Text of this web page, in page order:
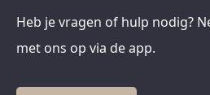
Heb je vragen of hulp nodig?
met ons op via de app.